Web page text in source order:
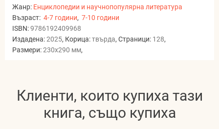
Жанр: Енциклопедии и научнопопулярна литература
Възраст: 4-7 години, 7-10 години
ISBN:9786192409968
Издадена:2025, Корица:твърда, Страници: 128,
Размери:230x290 мм,
Клиенти, които купиха тази
книга, също купиха